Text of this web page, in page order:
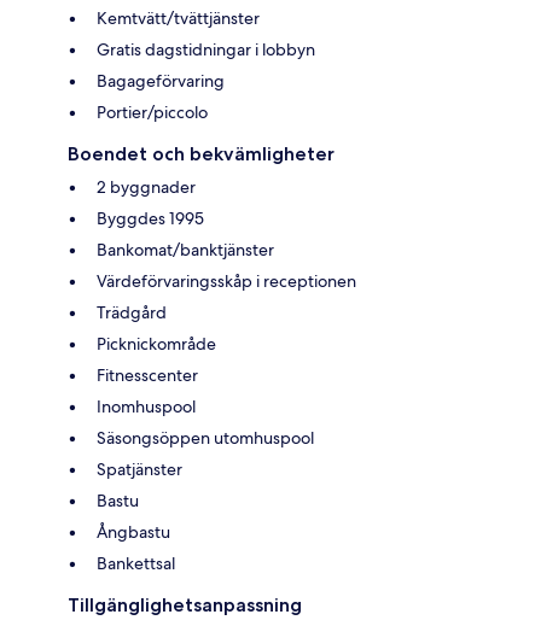
Kemtvätt/tvättjänster
Gratis dagstidningar i lobbyn
Bagageförvaring
Portier/piccolo
Boendet och bekvämligheter
2 byggnader
Byggdes 1995
Bankomat/banktjänster
Värdeförvaringsskåp i receptionen
Trädgård
Picknickområde
Fitnesscenter
Inomhuspool
Säsongsöppen utomhuspool
Spatjänster
Bastu
Ångbastu
Bankettsal
Tillgänglighetsanpassning